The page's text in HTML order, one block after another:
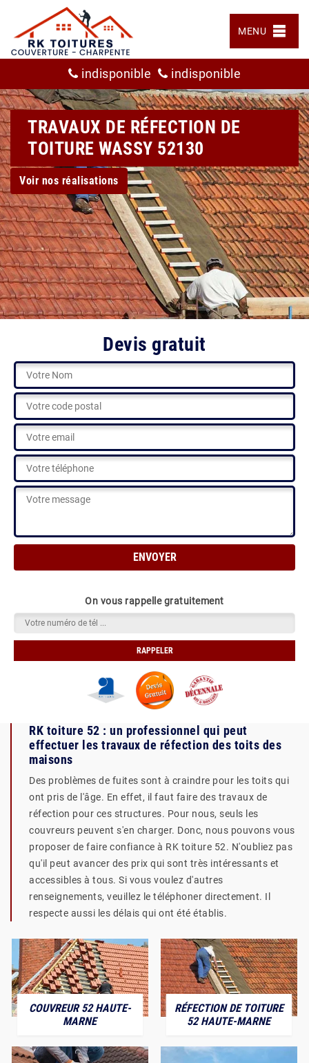
MENU
indisponible indisponible
TRAVAUX DE RÉFECTION DE
TOITURE WASSY 52130
Voir nos réalisations
Devis gratuit
On vous rappelle gratuitement
RK toiture 52 : un professionnel qui peut
effectuer les travaux de réfection des toits des
maisons
Des problèmes de fuites sont à craindre pour les toits qui
ont pris de l'âge. En effet, il faut faire des travaux de
réfection pour ces structures. Pour nous, seuls les
couvreurs peuvent s'en charger. Donc, nous pouvons vous
proposer de faire confiance à RK toiture 52. N'oubliez pas
qu'il peut avancer des prix qui sont très intéressants et
accessibles à tous. Si vous voulez d'autres
renseignements, veuillez le téléphoner directement. Il
respecte aussi les délais qui ont été établis.
COUVREUR 52 HAUTE-
MARNE
RÉFECTION DE TOITURE
52 HAUTE-MARNE